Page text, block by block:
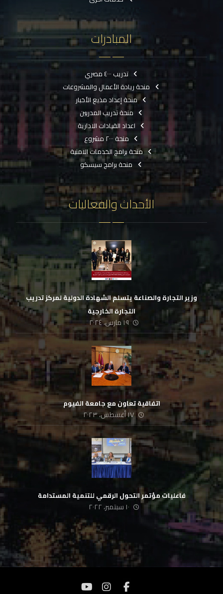
المبادرات
تدريب ٤٠٠٠ مصري
منحة ريادة الأعمال والمشروعات
منحة إعداد مذيع الأخبار
منحة تدريب المدربين
اعداد القيادات الادارية
منحة ٢٠٠٠ مشروع
منحة برامج الخدمات الامنية
منحة برامج سيسكو
الأحداث والفعاليات
وزير التجارة والصناعة يتسلم الشهادة الدولية لمركز تدريب
التجارة الخارجية
١٩ مارس، ٢٠٢٤
اتفاقية تعاون مع جامعة الفيوم
١٧ أغسطس، ٢٠٢٣
فاعليات مؤتمر التحول الرقمي للتنمية المستدامة
١٠ سبتمبر، ٢٠٢٢